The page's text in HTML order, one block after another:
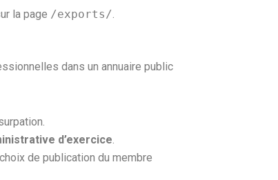
la page /exports/.
dans un annuaire public
d’exercice.
de publication du membre